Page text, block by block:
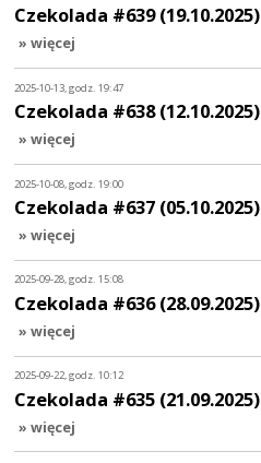
Czekolada #639 (19.10.2025)
» więcej
2025-10-13, godz. 19:47
Czekolada #638 (12.10.2025)
» więcej
2025-10-08, godz. 19:00
Czekolada #637 (05.10.2025)
» więcej
2025-09-28, godz. 15:08
Czekolada #636 (28.09.2025)
» więcej
2025-09-22, godz. 10:12
Czekolada #635 (21.09.2025)
» więcej